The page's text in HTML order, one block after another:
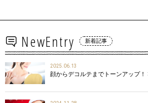
NewEntry 新着記事
2025.06.13
顔からデコルテまでトーンアップ